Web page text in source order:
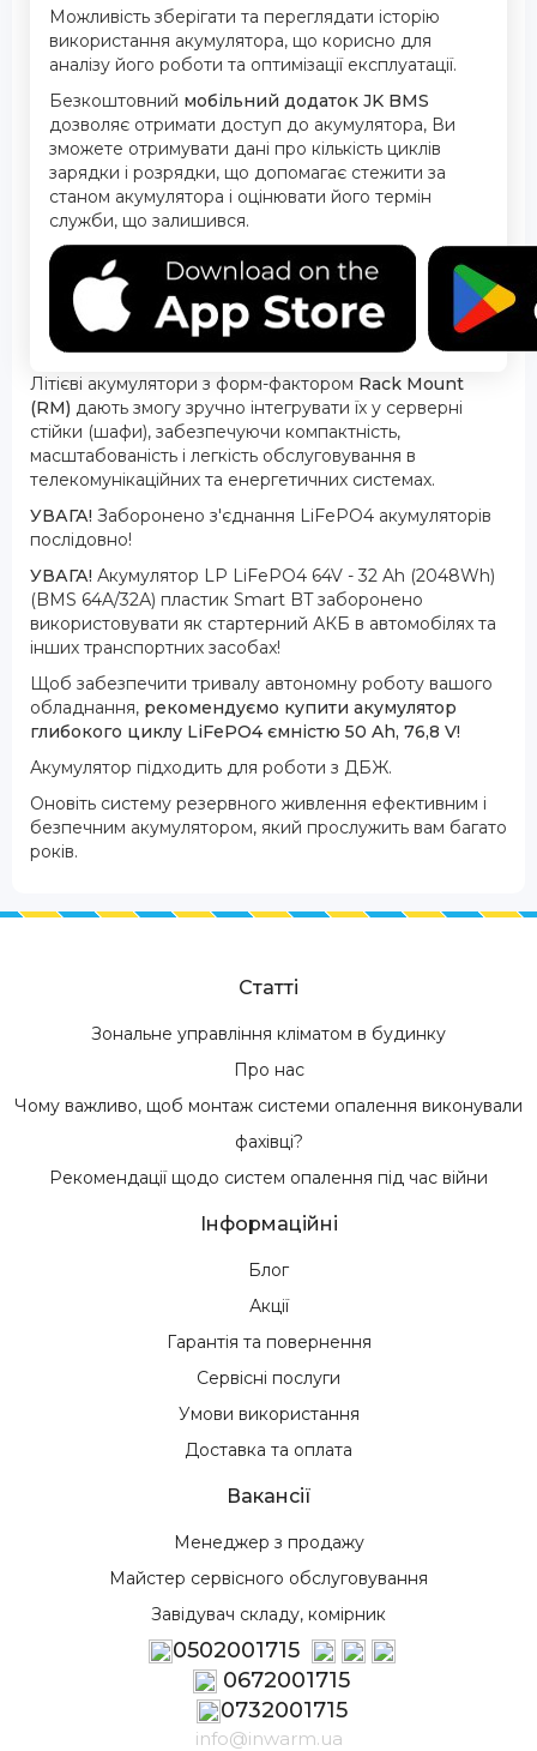
Можливість зберігати та переглядати історію
використання акумулятора, що корисно для
аналізу його роботи та оптимізації експлуатації.
Безкоштовний мобільний додаток JK BMS
дозволяє отримати доступ до акумулятора, Ви
зможете отримувати дані про кількість циклів
зарядки і розрядки, що допомагає стежити за
станом акумулятора і оцінювати його термін
служби, що залишився.
Літієві акумулятори з форм-фактором Rack Mount
(RM) дають змогу зручно інтегрувати їх у серверні
стійки (шафи), забезпечуючи компактність,
масштабованість і легкість обслуговування в
телекомунікаційних та енергетичних системах.
УВАГА! Заборонено з'єднання LiFePO4 акумуляторів
послідовно!
УВАГА! Акумулятор LP LiFePO4 64V - 32 Ah (2048Wh)
(BMS 64A/32А) пластик Smart BT заборонено
використовувати як стартерний АКБ в автомобілях та
інших транспортних засобах!
Щоб забезпечити тривалу автономну роботу вашого
обладнання, рекомендуємо купити акумулятор
глибокого циклу LiFePO4 ємністю 50 Ah, 76,8 V!
Акумулятор підходить для роботи з ДБЖ.
Оновіть систему резервного живлення ефективним і
безпечним акумулятором, який прослужить вам багато
років.
Статті
Зональне управління кліматом в будинку
Про нас
Чому важливо, щоб монтаж системи опалення виконували
фахівці?
Рекомендації щодо систем опалення під час війни
Інформаційні
Блог
Акції
Гарантія та повернення
Сервісні послуги
Умови використання
Доставка та оплата
Вакансії
Менеджер з продажу
Майстер сервісного обслуговування
Завідувач складу, комірник
0502001715
0672001715
0732001715
info@inwarm.ua